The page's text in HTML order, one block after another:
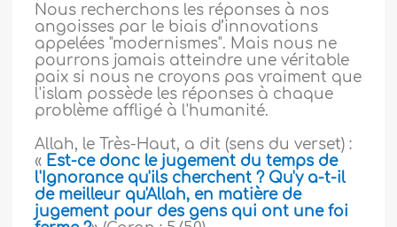
Nous recherchons les réponses à nos
angoisses par le biais d’innovations
appelées "modernismes". Mais nous ne
pourrons jamais atteindre une véritable
paix si nous ne croyons pas vraiment que
l'islam possède les réponses à chaque
problème affligé à l'humanité.
Allah, le Très-Haut, a dit (sens du verset) :
« Est-ce donc le jugement du temps de
l'Ignorance qu'ils cherchent ? Qu'y a-t-il
de meilleur qu'Allah, en matière de
jugement pour des gens qui ont une foi